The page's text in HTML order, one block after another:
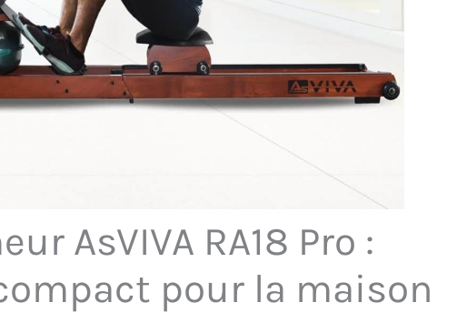
AsVIVA RA18 Pro :
pour la maison